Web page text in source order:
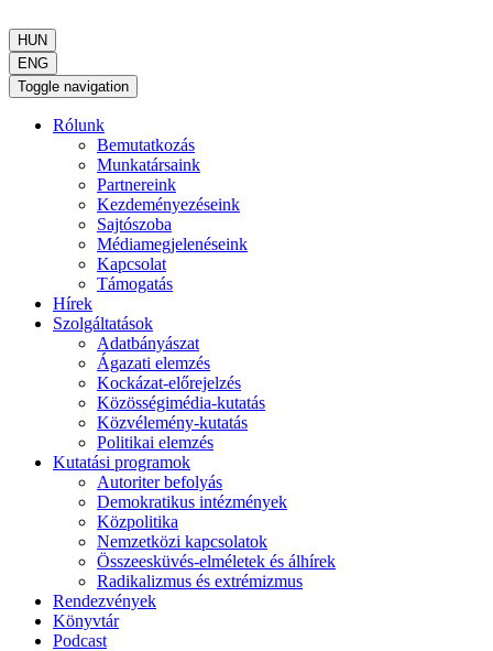
HUN
ENG
Toggle navigation
Rólunk
Bemutatkozás
Munkatársaink
Partnereink
Kezdeményezéseink
Sajtószoba
Médiamegjelenéseink
Kapcsolat
Támogatás
Hírek
Szolgáltatások
Adatbányászat
Ágazati elemzés
Kockázat-előrejelzés
Közösségimédia-kutatás
Közvélemény-kutatás
Politikai elemzés
Kutatási programok
Autoriter befolyás
Demokratikus intézmények
Közpolitika
Nemzetközi kapcsolatok
Összeesküvés-elméletek és álhírek
Radikalizmus és extrémizmus
Rendezvények
Könyvtár
Podcast